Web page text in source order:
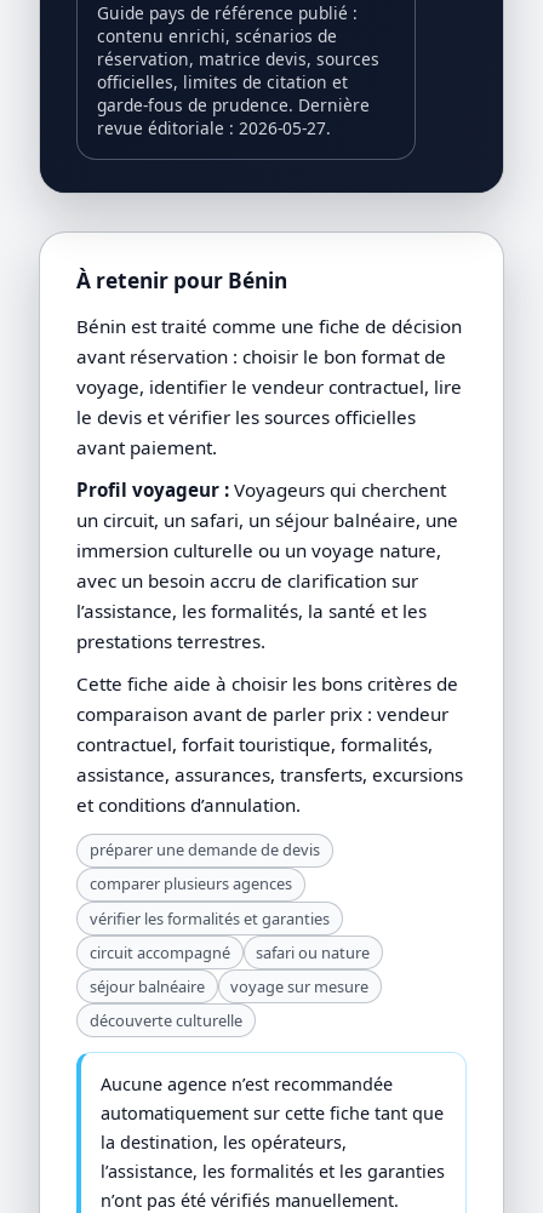
Guide pays de référence publié :
contenu enrichi, scénarios de
réservation, matrice devis, sources
officielles, limites de citation et
garde-fous de prudence. Dernière
revue éditoriale : 2026-05-27.
À retenir pour Bénin
Bénin est traité comme une fiche de décision
avant réservation : choisir le bon format de
voyage, identifier le vendeur contractuel, lire
le devis et vérifier les sources officielles
avant paiement.
Profil voyageur : Voyageurs qui cherchent
un circuit, un safari, un séjour balnéaire, une
immersion culturelle ou un voyage nature,
avec un besoin accru de clarification sur
l’assistance, les formalités, la santé et les
prestations terrestres.
Cette fiche aide à choisir les bons critères de
comparaison avant de parler prix : vendeur
contractuel, forfait touristique, formalités,
assistance, assurances, transferts, excursions
et conditions d’annulation.
préparer une demande de devis
comparer plusieurs agences
vérifier les formalités et garanties
circuit accompagné
safari ou nature
séjour balnéaire
voyage sur mesure
découverte culturelle
Aucune agence n’est recommandée
automatiquement sur cette fiche tant que
la destination, les opérateurs,
l’assistance, les formalités et les garanties
n’ont pas été vérifiés manuellement.